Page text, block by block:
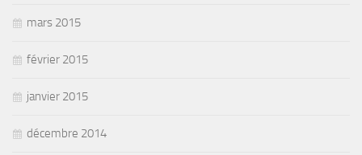
mars 2015
février 2015
janvier 2015
décembre 2014